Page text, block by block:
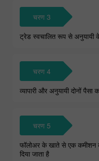
चरण 3
ट्रेड स्वचालित रूप से अनुयायी
चरण 4
व्यापारी और अनुयायी दोनों पैसा
चरण 5
फॉलोअर के खाते से एक कमीशन
दिया जाता है